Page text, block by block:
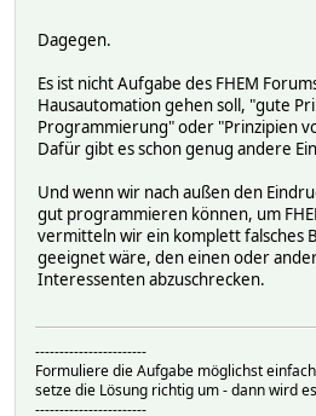
Dagegen.
Es ist nicht Aufgabe des FHEM
Hausautomation gehen soll, "gute
Programmierung" oder "Prinzipien
Dafür gibt es schon genug andere
Und wenn wir nach außen den
gut programmieren können, um
vermitteln wir ein komplett falsches
geeignet wäre, den einen oder
Interessenten abzuschrecken.
-----------------------
Formuliere die Aufgabe möglichst
setze die Lösung richtig um - dann wird
-----------------------